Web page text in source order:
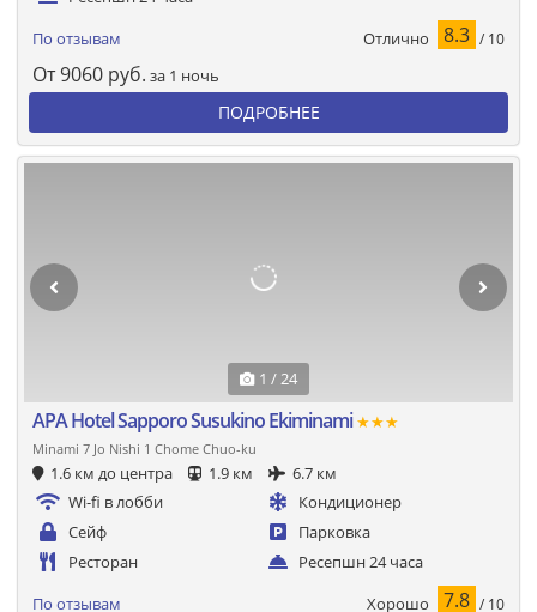
По отзывам Отлично 8.3 / 10
От9060 руб. за 1 ночь
ПОДРОБНЕЕ
1 / 24
APA Hotel Sapporo Susukino Ekiminami★★★
Minami 7 Jo Nishi 1 Chome Chuo-ku
1.6 км до центра 1.9 км
6.7 км
Wi-fi в лобби
Кондиционер
Сейф
Парковка
Ресторан
Ресепшн 24 часа
По отзывам Хорошо 7.8 / 10